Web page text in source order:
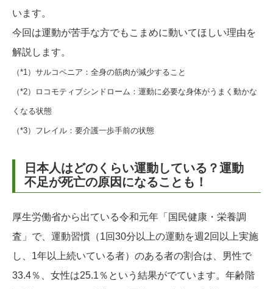
います。
今回は運動が苦手な方でもこまめに動いてほしい理由を
解説します。
（*1）サルコペニア：全身の筋肉が減少すること
（*2）ロコモティブシンドローム：運動に必要な身体がうまく動かな
くなる状態
（*3）フレイル：要介護一歩手前の状態
日本人はどのくらい運動している？運動
不足が死亡の原因になることも！
厚生労働省から出ている令和元年「国民健康・栄養調
査」で、運動習慣（1回30分以上の運動を週2回以上実施
し、1年以上続いている者）のある者の割合は、男性で
33.4％、女性は25.1％という結果がでています。年齢階